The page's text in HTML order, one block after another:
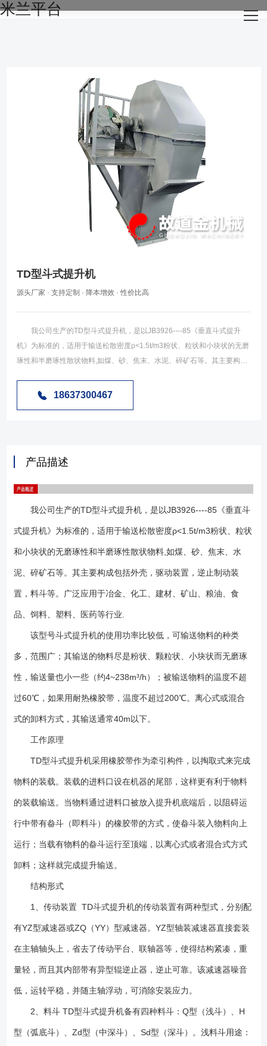
米兰平台
网站米兰平台
米兰平台-米兰官方网站（中国）
TD型斗式提升机
源头厂家 · 支持定制 · 降本增效 · 性价比高
我公司生产的TD型斗式提升机，是以JB3926----85《垂直斗式提升
机》为标准的，适用于输送松散密度ρ<1.5t/m3粉状、粒状和小块状的无磨
琢性和半磨琢性散状物料,如煤、砂、焦末、水泥、碎矿石等。其主要构成
建材、矿山、粮油、食品、饲料、塑料、医药等行业. 该型号斗式提升
型斗式提升机采用橡胶带作为牵引构件，以掏取式来完成物料的装载。装
进料口被放入提升机底端后，以阻碍运行中带有畚斗（即料斗）的橡胶带
的方式，使畚斗装入物料向上运行；当载有物料的畚斗运行至顶端，以离
心式或者混合式方式卸料；这样就完成提升输送。 结构形式 1、传
ZQ（YY）型减速器。YZ型轴装减速器直接套装在主轴轴头上，省去了传
动平台、联轴器等，使得结构紧凑，重量轻，而且其内部带有异型辊逆止
应力。 2、料斗 TD型斗式提升机备有四种料斗：Q型（浅斗）、H型
（弧底斗）、Zd型（中深斗）、Sd型（深斗）。浅料斗用途：输送潮湿，
易结块，难抛出的物料。如湿料，湿煤等。深料斗用途：输送干燥的，松
流入式喂料、诱导式卸料、大容量的料斗密集型布置.在物料提升时几乎无
回料和挖料现象,因此无效功率少。 2、提升范围广,这类斗式提升机对
磨琢性较大的物料.密封性好,环境污染少。 3、运行可靠性好,***的设计
原理和加工方法,保证了整机运行的可靠性,无故障时间超过2万小时。提升
高度高.斗式提升机运行平稳,因此可达到较高的提升高度。 4、使用寿
和碰撞现象。本机在设计时保证物料在喂料、卸料时少有撒落,减少了机械
磨损。 5、YZ型轴减速器直接装在主轴轴头上,省去了传动平台、联轴
除安装应力. 6、内部带有异型辊逆止器,逆止可靠，可以有效防止提升
机停机时发生逆转现象。 7、传装置：TD型斗提升机的传动装置有两
种形式分别配有YZ型减速器ZQ(或YY)型减速器。还可以根据用户需要左装
具体情况适当变动。订货型号编写 订货型号包括：型号及料斗型式—
驱动号—上下轴距（m）—左右装 例如：TD315型、深斗Sd、驱动号
20.04-右装 2、基础可做成预埋铁或地脚螺栓两种类型； 3、设备
不局限以上型号，可以非标设计；
18637300467
产品描述
我公司生产的TD型斗式提升机，是以JB3926----85《垂直斗
式提升机》为标准的，适用于输送松散密度ρ<1.5t/m3粉状、粒状
和小块状的无磨琢性和半磨琢性散状物料,如煤、砂、焦末、水
泥、碎矿石等。其主要构成包括外壳，驱动装置，逆止制动装
置，料斗等。广泛应用于冶金、化工、建材、矿山、粮油、食
品、饲料、塑料、医药等行业.
该型号斗式提升机的使用功率比较低，可输送物料的种类
多，范围广；其输送的物料尽是粉状、颗粒状、小块状而无磨琢
性，输送量也小一些（约4~238m³/h）；被输送物料的温度不超
过60℃，如果用耐热橡胶带，温度不超过200℃。离心式或混合
式的卸料方式，其输送通常40m以下。
工作原理
TD型斗式提升机采用橡胶带作为牵引构件，以掏取式来完成
物料的装载。装载的进料口设在机器的尾部，这样更有利于物料
的装载输送。当物料通过进料口被放入提升机底端后，以阻碍运
行中带有畚斗（即料斗）的橡胶带的方式，使畚斗装入物料向上
运行；当载有物料的畚斗运行至顶端，以离心式或者混合式方式
卸料；这样就完成提升输送。
结构形式
1、传动装置 TD斗式提升机的传动装置有两种型式，分别配
有YZ型减速器或ZQ（YY）型减速器。YZ型轴装减速器直接套装
在主轴轴头上，省去了传动平台、联轴器等，使得结构紧凑，重
量轻，而且其内部带有异型辊逆止器，逆止可靠。该减速器噪音
低，运转平稳，并随主轴浮动，可消除安装应力。
2、料斗 TD型斗式提升机备有四种料斗：Q型（浅斗）、H
型（弧底斗）、Zd型（中深斗）、Sd型（深斗）。浅料斗用途：